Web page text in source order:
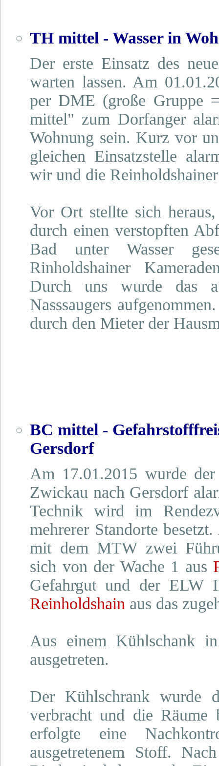
TH mittel - Wasser in
Der erste Einsatz des
warten lassen. Am
per DME (große Gruppe
mittel" zum Dorfanger
Wohnung sein. Kurz vor
gleichen Einsatzstelle
wir und die
Vor Ort stellte sich
durch einen verstopften
Bad unter Wasser
Rinholdshainer
Durch uns wurde das
Nasssaugers
durch den Mieter der
BC mittel -
Gersdorf
Am 17.01.2015 wurde
Zwickau nach Gersdorf
Technik wird im
mehrerer Standorte
mit dem MTW zwei
sich von der Wache 1 aus
Gefahrgut und der ELW
Reinholdshain aus das
Aus einem Kühlschank
ausgetreten.
Der Kühlschrank wurde
verbracht und die Räume
erfolgte eine
ausgetretenem Stoff.